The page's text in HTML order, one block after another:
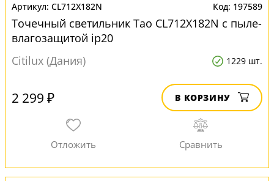
CL712X182N 197589
Точечный светильник Тао CL712X182N с пыле-
влагозащитой ip20
Citilux (Дания)
1229 шт.
2 299 ₽ В КОРЗИНУ